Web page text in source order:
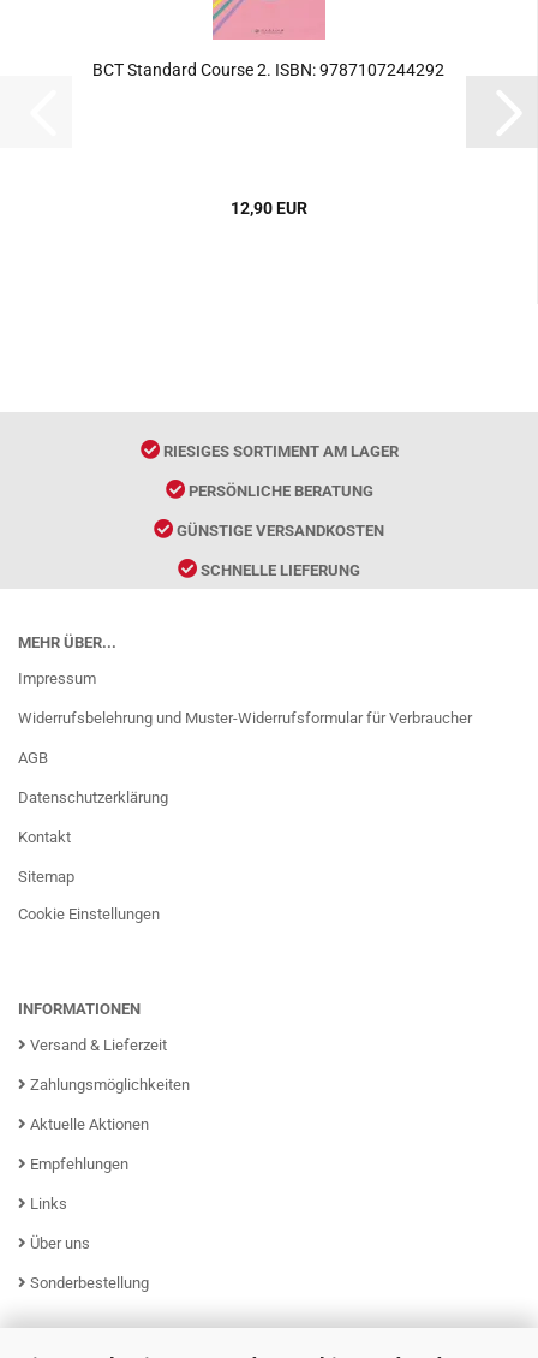
BCT Standard Course 2. ISBN: 9787107244292
12,90 EUR
RIESIGES SORTIMENT AM LAGER
PERSÖNLICHE BERATUNG
GÜNSTIGE VERSANDKOSTEN
SCHNELLE LIEFERUNG
MEHR ÜBER...
Impressum
Widerrufsbelehrung und Muster-Widerrufsformular für Verbraucher
AGB
Datenschutzerklärung
Kontakt
Sitemap
Cookie Einstellungen
INFORMATIONEN
Versand & Lieferzeit
Zahlungsmöglichkeiten
Aktuelle Aktionen
Empfehlungen
Links
Über uns
Sonderbestellung